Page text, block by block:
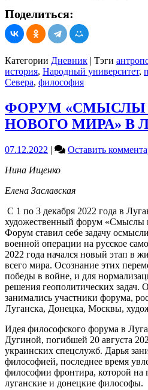
Поделиться:
Категории Дневник | Тэги
история, Народный университет,
Севера, философия
ФОРУМ «СМЫСЛЫ
НОВОГО МИРА» В
07.12.2022 | Оставить
Нина Ищенко
Елена Заславская
С 1 по 3 декабря 2022 года в
художественный форум «Смыслы
Форум ставил себе задачу
военной операции на русское
2022 года начался новый этап в
всего мира. Осознание этих
победы в войне, и для
решения геополитических задач.
занимались участники форума,
Луганска, Донецка, Москвы,
Идея философского форума в
Дугиной, погибшей 20 августа
украинских спецслужб. Дарья
философией, последнее время
философии фронтира, которой на
луганские и донецкие философы.